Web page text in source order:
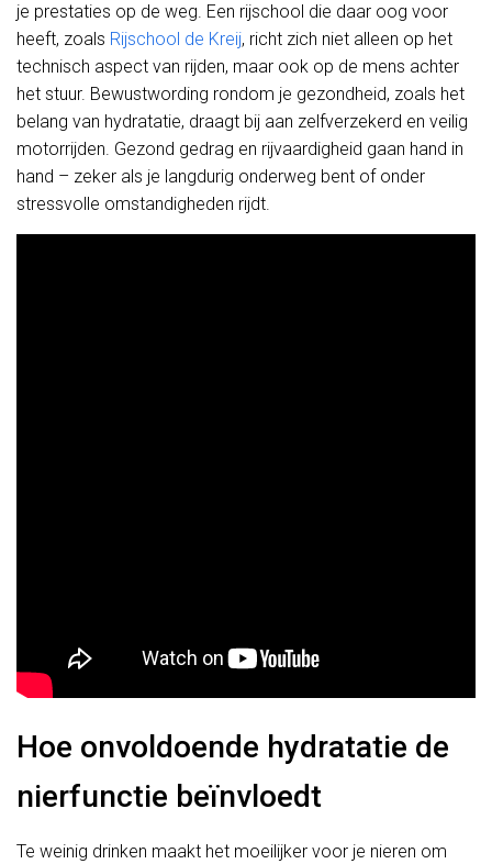
je prestaties op de weg. Een rijschool die daar oog voor
heeft, zoals Rijschool de Kreij, richt zich niet alleen op het
technisch aspect van rijden, maar ook op de mens achter
het stuur. Bewustwording rondom je gezondheid, zoals het
belang van hydratatie, draagt bij aan zelfverzekerd en veilig
motorrijden. Gezond gedrag en rijvaardigheid gaan hand in
hand – zeker als je langdurig onderweg bent of onder
stressvolle omstandigheden rijdt.
Hoe onvoldoende hydratatie de
nierfunctie beïnvloedt
Te weinig drinken maakt het moeilijker voor je nieren om